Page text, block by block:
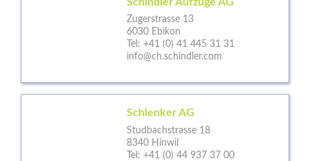
Zugerstrasse 13
6030 Ebikon
Tel: +41 (0) 41 445 31 31
info@ch.schindler.com
Schlenker AG
Studbachstrasse 18
8340 Hinwil
Tel: +41 (0) 44 937 37 00